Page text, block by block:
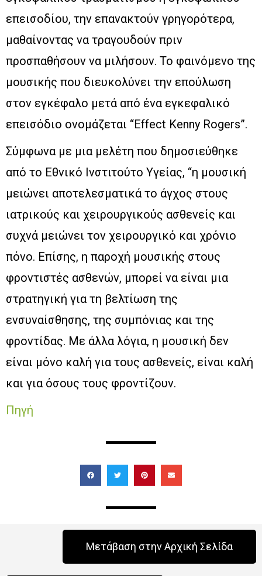
επεισοδίου, την επανακτούν γρηγορότερα,
μαθαίνοντας να τραγουδούν πριν
προσπαθήσουν να μιλήσουν. Το φαινόμενο της
μουσικής που διευκολύνει την επούλωση
στον εγκέφαλο μετά από ένα εγκεφαλικό
επεισόδιο ονομάζεται “Effect Kenny Rogers”.
Σύμφωνα με μια μελέτη που δημοσιεύθηκε
από το Εθνικό Ινστιτούτο Υγείας, “η μουσική
μειώνει αποτελεσματικά το άγχος στους
ιατρικούς και χειρουργικούς ασθενείς και
συχνά μειώνει τον χειρουργικό και χρόνιο
πόνο. Επίσης, η παροχή μουσικής στους
φροντιστές ασθενών, μπορεί να είναι μια
στρατηγική για τη βελτίωση της
ενσυναίσθησης, της συμπόνιας και της
φροντίδας. Με άλλα λόγια, η μουσική δεν
είναι μόνο καλή για τους ασθενείς, είναι καλή
και για όσους τους φροντίζουν.
Πηγή
Μετάβαση στην Αρχική Σελίδα